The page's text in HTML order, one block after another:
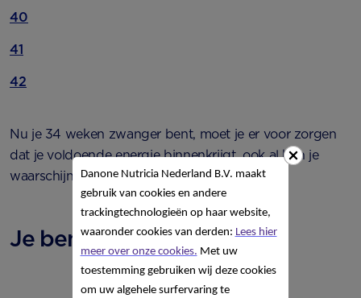
40
41
42
Nu je 34 weken zwanger bent, moet je er voor zorgen
dat je voldoende energie binnenkrijgt, ook al kun je
waarschijnlijk maar kleine porties eten.
Je bent 34 weken zwanger
Danone Nutricia Nederland B.V. maakt
gebruik van cookies en andere
trackingtechnologieën op haar website,
waaronder cookies van derden: Lees hier
meer over onze cookies. Met uw
toestemming gebruiken wij deze cookies
om uw algehele surfervaring te